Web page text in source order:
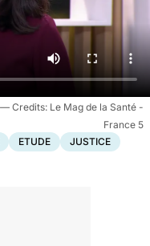
Le Mag de la Santé -
France 5
ETUDE
JUSTICE